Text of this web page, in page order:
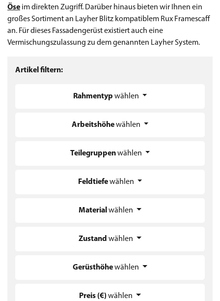
Öse im direkten Zugriff. Darüber hinaus bieten wir Ihnen ein
großes Sortiment an Layher Blitz kompatiblem Rux Framescaff
an. Für dieses Fassadengerüst existiert auch eine
Vermischungszulassung zu dem genannten Layher System.
Artikel filtern:
Rahmentyp wählen
Arbeitshöhewählen
Teilegruppenwählen
Feldtiefewählen
Material wählen
Zustand wählen
Gerüsthöhewählen
Preis (€) wählen